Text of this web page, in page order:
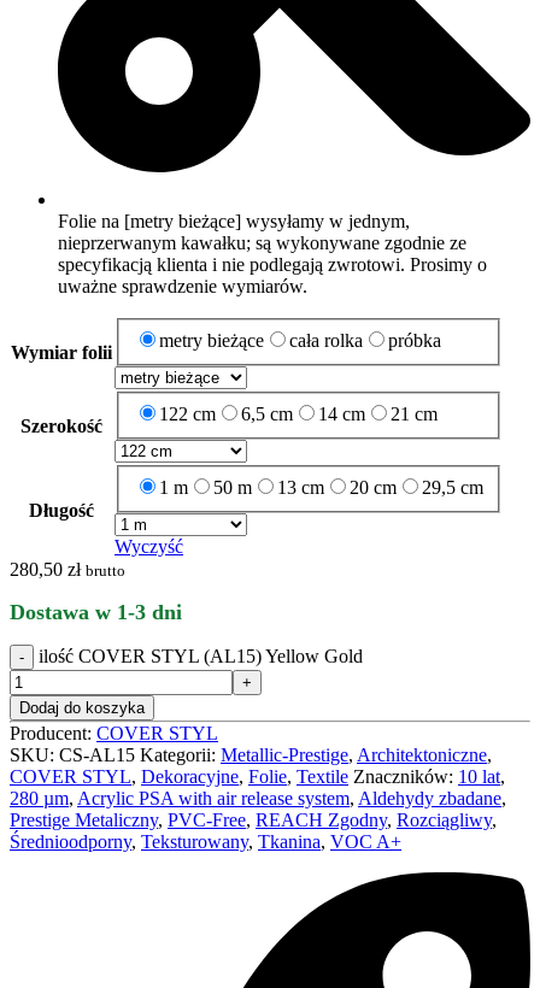
Folie na [metry bieżące] wysyłamy w jednym,
nieprzerwanym kawałku; są wykonywane zgodnie ze
specyfikacją klienta i nie podlegają zwrotowi. Prosimy o
uważne sprawdzenie wymiarów.
Wymiar folii
metry bieżące cała rolka próbka
Szerokość
122 cm 6,5 cm 14 cm 21 cm
Długość
1 m 50 m 13 cm 20 cm 29,5 cm
Wyczyść
280,50 zł brutto
Dostawa w 1-3 dni
ilość COVER STYL (AL15) Yellow Gold
Dodaj do koszyka
Producent: COVER STYL
SKU: CS-AL15 Kategorii: Metallic-Prestige, Architektoniczne,
COVER STYL, Dekoracyjne, Folie, Textile Znaczników: 10 lat,
280 µm, Acrylic PSA with air release system, Aldehydy zbadane,
Prestige Metaliczny, PVC-Free, REACH Zgodny, Rozciągliwy,
Średnioodporny, Teksturowany, Tkanina, VOC A+